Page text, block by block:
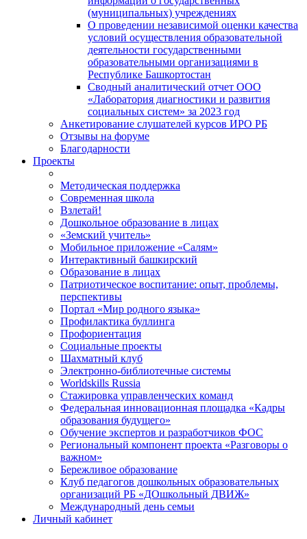
(муниципальных) учреждениях
О проведении независимой оценки качества
условий осуществления образовательной
деятельности государственными
образовательными организациями в
Республике Башкортостан
Сводный аналитический отчет ООО
«Лаборатория диагностики и развития
социальных систем» за 2023 год
Анкетирование слушателей курсов ИРО РБ
Отзывы на форуме
Благодарности
Проекты
Методическая поддержка
Современная школа
Взлетай!
Дошкольное образование в лицах
«Земский учитель»
Мобильное приложение «Салям»
Интерактивный башкирский
Образование в лицах
Патриотическое воспитание: опыт, проблемы,
перспективы
Портал «Мир родного языка»
Профилактика буллинга
Профориентация
Социальные проекты
Шахматный клуб
Электронно-библиотечные системы
Worldskills Russia
Стажировка управленческих команд
Федеральная инновационная площадка «Кадры
образования будущего»
Обучение экспертов и разработчиков ФОС
Региональный компонент проекта «Разговоры о
важном»
Бережливое образование
Клуб педагогов дошкольных образовательных
организаций РБ «ДОшкольный ДВИЖ»
Международный день семьи
Личный кабинет